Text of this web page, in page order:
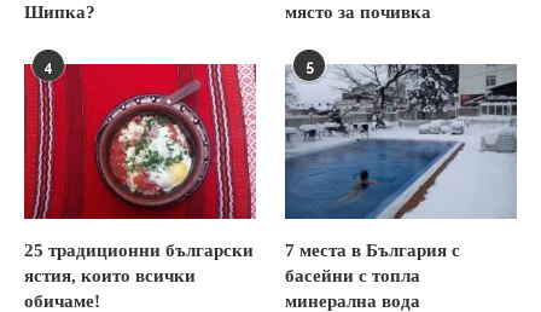
Шипка?
място за почивка
4
25 традиционни български
ястия, които всички
обичаме!
5
7 места в България с
басейни с топла
минерална вода